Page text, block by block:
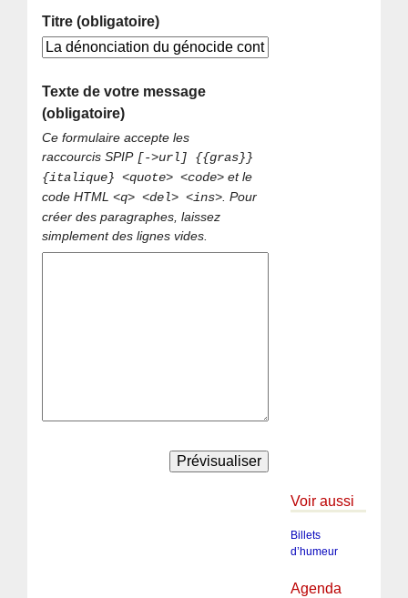
Titre (obligatoire)
Texte de votre message
(obligatoire)
Ce formulaire accepte les
raccourcis SPIP [->url] {{gras}}
{italique} <quote> <code> et le
code HTML<q> <del> <ins> . Pour
créer des paragraphes, laissez
simplement des lignes vides.
Voir aussi
Billets
d’humeur
Agenda